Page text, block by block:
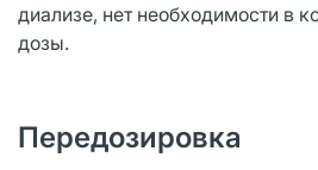
диализе, нет необходимости в
дозы.
Передозировка